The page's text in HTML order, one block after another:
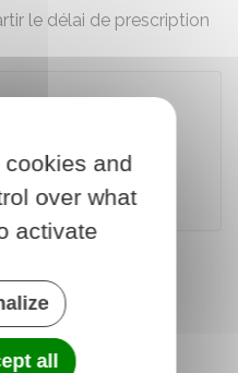
le délai de prescription
(INC)
and
over what
activate
all